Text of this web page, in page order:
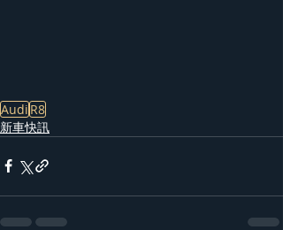
AudiR8
新車快訊